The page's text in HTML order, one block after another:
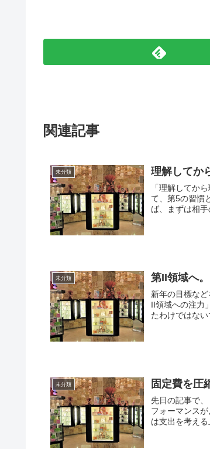
関連記事
未分類 理解してか
「理解してか
て、第5の習慣
ば、まずは相
未分類 第II領域へ。
新年の目標などを
II領域への注力
たわけではな
未分類 固定費を圧
先日の記事で
フォーマンス
は支出を考え